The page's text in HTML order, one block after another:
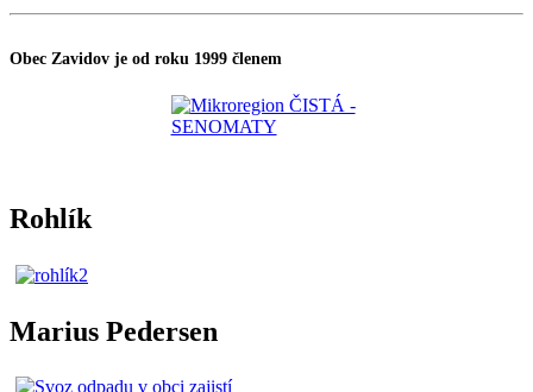
Obec Zavidov je od roku 1999 členem
Rohlík
Marius Pedersen